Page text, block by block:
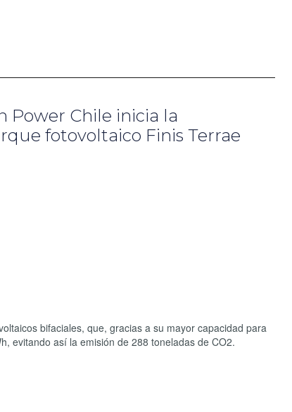
Power Chile inicia la
fotovoltaico Finis Terrae
bifaciales, que, gracias a su mayor capacidad para
evitando así la emisión de 288 toneladas de CO2.